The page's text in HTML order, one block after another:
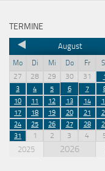
TERMINE
August
Mo Di Mi Do Fr
27
28 29 30 31
3
4 5 6 7
10
11 12 13 14
17
18 19 20 21
24
25 26 27 28
31
1 2 3 4
2025 2026